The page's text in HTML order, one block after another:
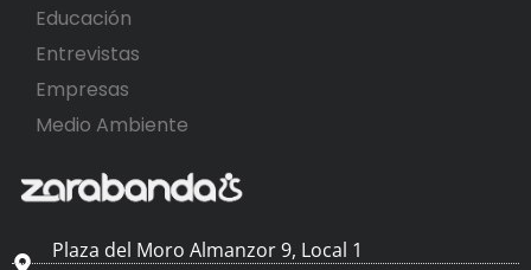
Educación
Entrevistas
Empresas
Medio Ambiente
Plaza del Moro Almanzor 9, Local 1